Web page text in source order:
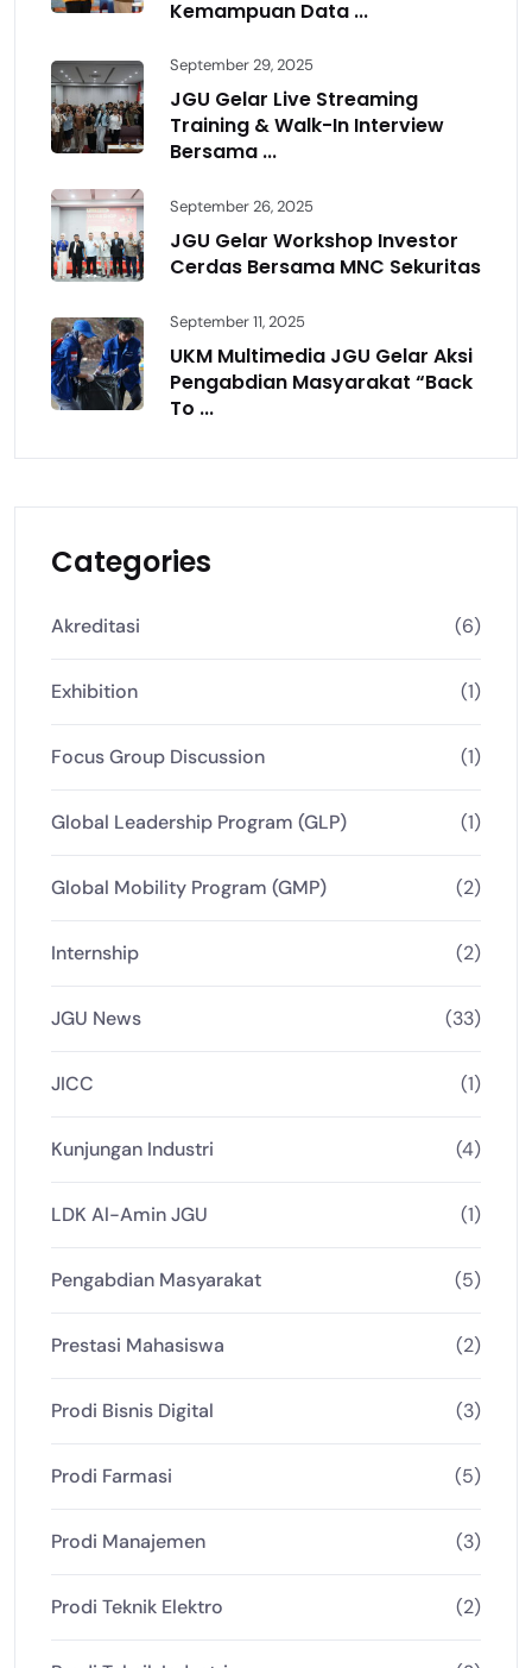
Kemampuan Data ...
September 29, 2025
JGU Gelar Live Streaming
Training & Walk-In Interview
Bersama ...
September 26, 2025
JGU Gelar Workshop Investor
Cerdas Bersama MNC Sekuritas
September 11, 2025
UKM Multimedia JGU Gelar Aksi
Pengabdian Masyarakat “Back
To ...
Categories
Akreditasi (6)
Exhibition (1)
Focus Group Discussion (1)
Global Leadership Program (GLP) (1)
Global Mobility Program (GMP) (2)
Internship (2)
JGU News (33)
JICC (1)
Kunjungan Industri (4)
LDK Al-Amin JGU (1)
Pengabdian Masyarakat (5)
Prestasi Mahasiswa (2)
Prodi Bisnis Digital (3)
Prodi Farmasi (5)
Prodi Manajemen (3)
Prodi Teknik Elektro (2)